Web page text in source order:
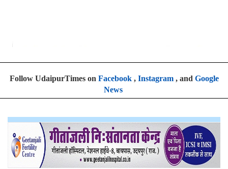
Follow UdaipurTimes on Facebook, Instagram, and Google
News